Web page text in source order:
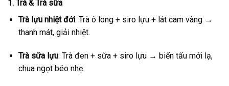
1. Trà & Trà sữa
Trà lựu nhiệt đới: Trà ô long + siro lựu + lát cam vàng →
thanh mát, giải nhiệt.
Trà sữa lựu: Trà đen + sữa + siro lựu → biến tấu mới lạ,
chua ngọt béo nhẹ.